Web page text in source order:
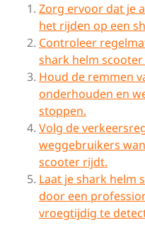
Zorg ervoor dat je
het rijden op een
Controleer
shark helm
Houd de remmen
onderhouden en
stoppen.
Volg de
weggebruikers
scooter rijdt.
Laat je shark helm
door een
vroegtijdig te